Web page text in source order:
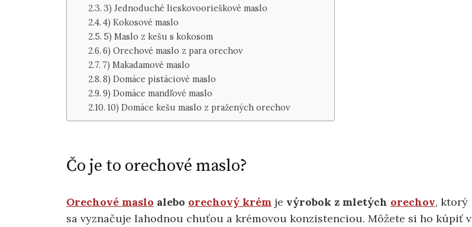
3) Jednoduché lieskovoorieškové maslo
4) Kokosové maslo
5) Maslo z kešu s kokosom
6) Orechové maslo z para orechov
7) Makadamové maslo
8) Domáce pistáciové maslo
9) Domáce mandľové maslo
10) Domáce kešu maslo z pražených orechov
Čo je to orechové maslo?
Orechové maslo alebo orechový krém je výrobok z mletých orechov, ktorý
sa vyznačuje lahodnou chuťou a krémovou konzistenciou. Môžete si ho kúpiť v